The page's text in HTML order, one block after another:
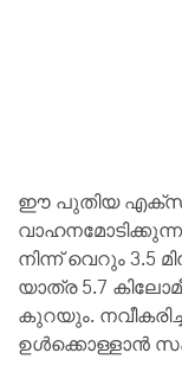
ഈ പുതിയ
നിന്ന് വെറും 3.5
യാത്ര 5.7
കുറയും.
ഉൾക്കൊള്ളാൻ